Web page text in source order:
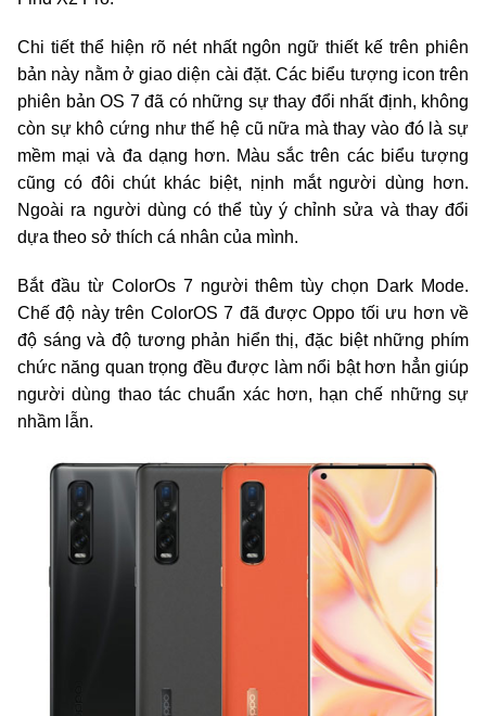
Chi tiết thể hiện rõ nét nhất ngôn ngữ thiết kế trên phiên
bản này nằm ở giao diện cài đặt. Các biểu tượng icon trên
phiên bản OS 7 đã có những sự thay đổi nhất định, không
còn sự khô cứng như thế hệ cũ nữa mà thay vào đó là sự
mềm mại và đa dạng hơn. Màu sắc trên các biểu tượng
cũng có đôi chút khác biệt, nịnh mắt người dùng hơn.
Ngoài ra người dùng có thể tùy ý chỉnh sửa và thay đổi
dựa theo sở thích cá nhân của mình.
Bắt đầu từ ColorOs 7 người thêm tùy chọn Dark Mode.
Chế độ này trên ColorOS 7 đã được Oppo tối ưu hơn về
độ sáng và độ tương phản hiển thị, đặc biệt những phím
chức năng quan trọng đều được làm nổi bật hơn hẳn giúp
người dùng thao tác chuẩn xác hơn, hạn chế những sự
nhầm lẫn.